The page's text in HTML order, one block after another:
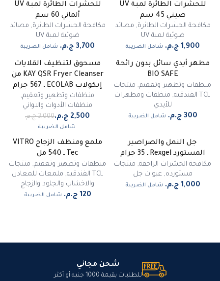
للحشرات الطائرة لمبة UV
صيني 45 سم
مكافحة الحشرات الطائرة, مصائد
ضوئية لمبة UV
شامل الضريبة
للحشرات الطائرة لمبة UV
ألماني 60 سم
مكافحة الحشرات الطائرة, مصائد
ضوئية لمبة UV
شامل الضريبة
غير متوفر
مطهر أيدي سائل بدون رائحة
BIO SAFE
منظفات وتطهير وتعقيم, منتجات
TCL الفندقية
, منظفات ومطهرات
للأيدي
شامل الضريبة
مسحوق لتنظيف القلايات
KAY QSR Fryer Cleanser من
إيكولاب ECOLAB ـ 567 جرام
منظفات وتطهير وتعقيم,
منظفات الأدوات والاواني
شامل الضريبة
غير متوفر
جل النمل والصراصير
المستورد Rexgel ـ 35 جرام
مكافحة الحشرات الزاحفة, منتجات
مستورده,عبوات جل
شامل الضريبة
ملمع ومنظف الزجاج VITRO
Tec ـ 540 مل
منظفات وتطهير وتعقيم, منتجات
TCL الفندقية
, ملمعات للمعادن
والاخشاب والجلود والزجاج
شامل الضريبة
شحن مجاني
للطلبات بقيمة 1000 جنيه أو أكثر